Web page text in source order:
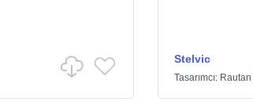
Stelvic
Tasarımcı: Rautan